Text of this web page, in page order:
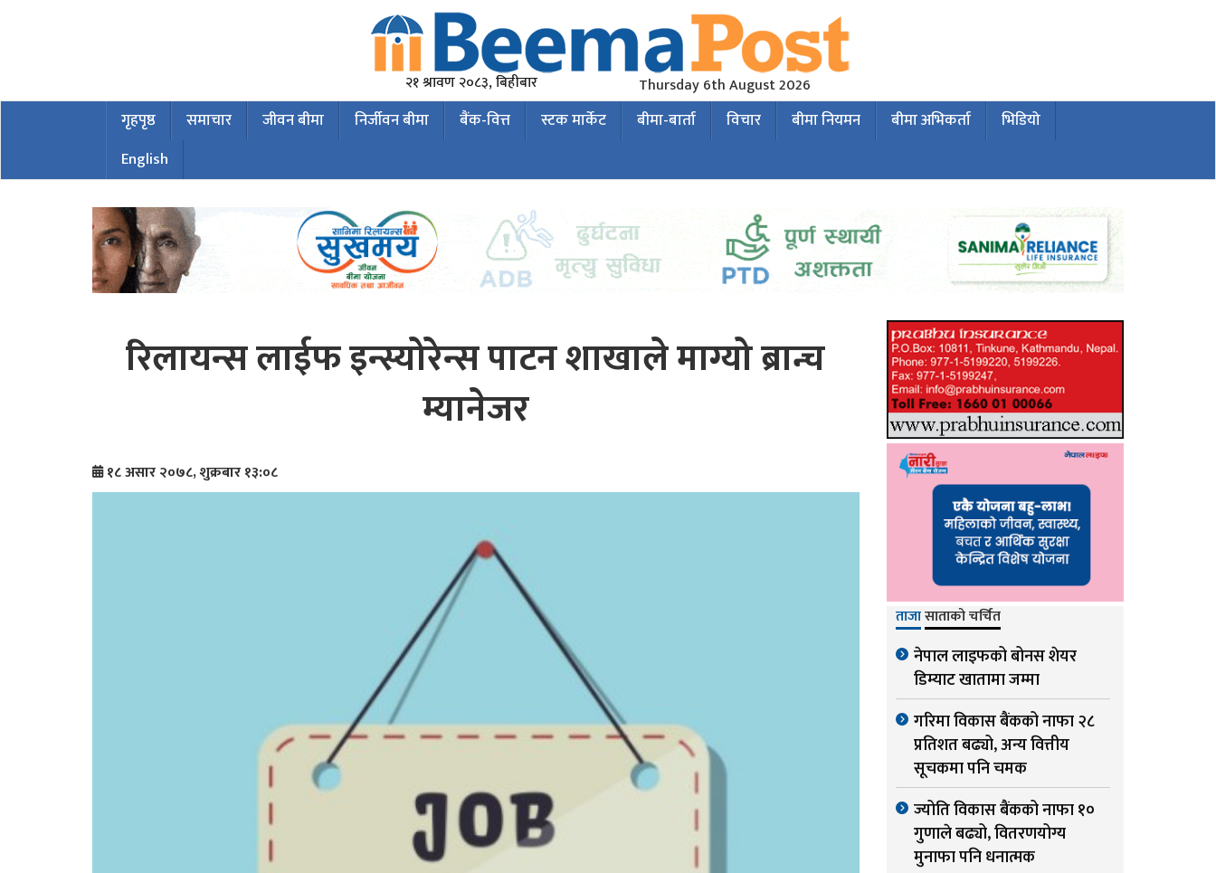
२१ श्रावण २०८३, बिहीबार Thursday 6th August 2026
गृहपृष्ठ समाचार जीवन बीमा निर्जीवन बीमा बैंक-वित्त स्टक मार्केट बीमा-बार्ता विचार बीमा नियमन बीमा अभिकर्ता
भिडियो
English
रिलायन्स लाईफ इन्स्योरेन्स पाटन शाखाले माग्यो ब्रान्च
म्यानेजर
१८ असार २०७८, शुक्रबार १३:०८
ताजासाताको चर्चित
नेपाल लाइफको बोनस शेयर
डिम्याट खातामा जम्मा
गरिमा विकास बैंकको नाफा २८
प्रतिशत बढ्यो, अन्य वित्तीय
सूचकमा पनि चमक
ज्योति विकास बैंकको नाफा १०
गुणाले बढ्यो, वितरणयोग्य
मुनाफा पनि धनात्मक